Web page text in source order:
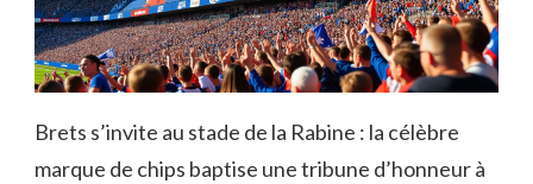
Brets s’invite au stade de la Rabine : la célèbre
marque de chips baptise une tribune d’honneur à